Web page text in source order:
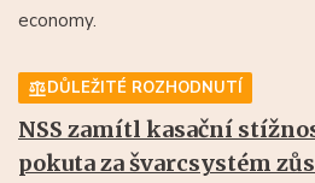
economy.
DŮLEŽITÉ ROZHODNUTÍ
NSS zamítl kasační
pokuta za švarcsystém